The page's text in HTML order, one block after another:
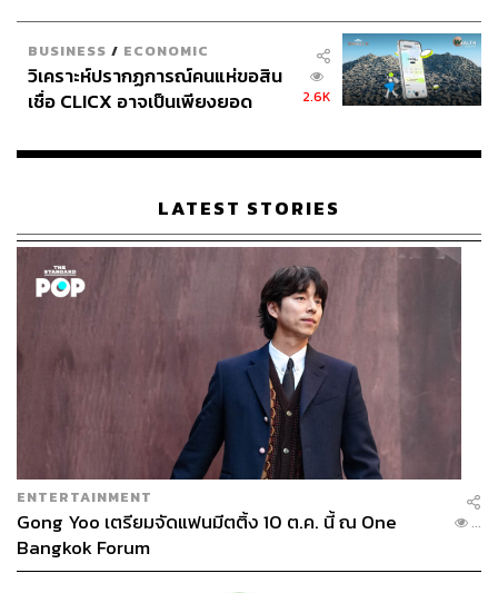
BUSINESS / ECONOMIC
วิเคราะห์ปรากฏการณ์คนแห่ขอสิน
เชื่อ CLICX อาจเป็นเพียงยอด
เรือนไทยที่ถูกซุกไว้
2.6K
LATEST STORIES
ENTERTAINMENT
Gong Yoo เตรียมจัดแฟนมีตติ้ง 10 ต.ค. นี้ ณ One
Bangkok Forum
...